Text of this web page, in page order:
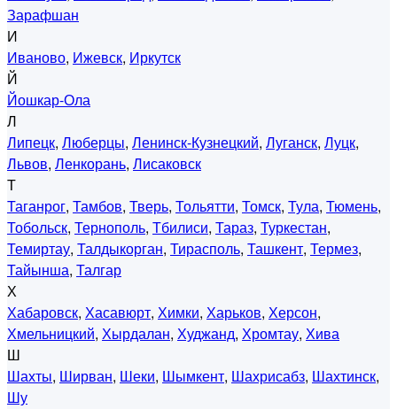
Зарафшан
И
Иваново, Ижевск, Иркутск
Й
Йошкар-Ола
Л
Липецк, Люберцы, Ленинск-Кузнецкий, Луганск, Луцк,
Львов, Ленкорань, Лисаковск
Т
Таганрог, Тамбов, Тверь, Тольятти, Томск, Тула, Тюмень,
Тобольск, Тернополь, Тбилиси, Тараз, Туркестан,
Темиртау, Талдыкорган, Тирасполь, Ташкент, Термез,
Тайынша, Талгар
Х
Хабаровск, Хасавюрт, Химки, Харьков, Херсон,
Хмельницкий, Хырдалан, Худжанд, Хромтау, Хива
Ш
Шахты, Ширван, Шеки, Шымкент, Шахрисабз, Шахтинск,
Шу